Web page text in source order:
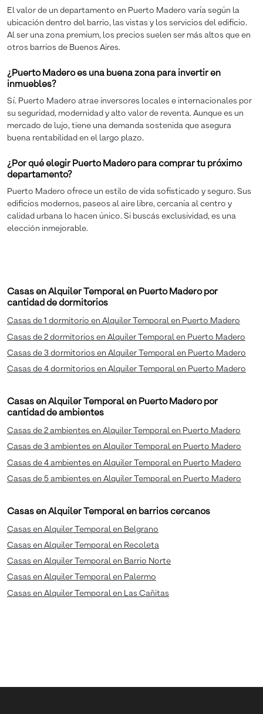
El valor de un departamento en Puerto Madero varía según la
ubicación dentro del barrio, las vistas y los servicios del edificio.
Al ser una zona premium, los precios suelen ser más altos que en
otros barrios de Buenos Aires.
¿Puerto Madero es una buena zona para invertir en
inmuebles?
Sí. Puerto Madero atrae inversores locales e internacionales por
su seguridad, modernidad y alto valor de reventa. Aunque es un
mercado de lujo, tiene una demanda sostenida que asegura
buena rentabilidad en el largo plazo.
¿Por qué elegir Puerto Madero para comprar tu próximo
departamento?
Puerto Madero ofrece un estilo de vida sofisticado y seguro. Sus
edificios modernos, paseos al aire libre, cercanía al centro y
calidad urbana lo hacen único. Si buscás exclusividad, es una
elección inmejorable.
Casas en Alquiler Temporal en Puerto Madero por
cantidad de dormitorios
Casas de 1 dormitorio en Alquiler Temporal en Puerto Madero
Casas de 2 dormitorios en Alquiler Temporal en Puerto Madero
Casas de 3 dormitorios en Alquiler Temporal en Puerto Madero
Casas de 4 dormitorios en Alquiler Temporal en Puerto Madero
Casas en Alquiler Temporal en Puerto Madero por
cantidad de ambientes
Casas de 2 ambientes en Alquiler Temporal en Puerto Madero
Casas de 3 ambientes en Alquiler Temporal en Puerto Madero
Casas de 4 ambientes en Alquiler Temporal en Puerto Madero
Casas de 5 ambientes en Alquiler Temporal en Puerto Madero
Casas en Alquiler Temporal en barrios cercanos
Casas en Alquiler Temporal en Belgrano
Casas en Alquiler Temporal en Recoleta
Casas en Alquiler Temporal en Barrio Norte
Casas en Alquiler Temporal en Palermo
Casas en Alquiler Temporal en Las Cañitas